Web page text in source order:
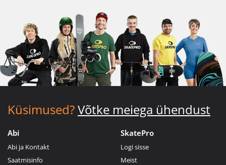
Küsimused?Võtke meiega ühendust
Abi
Abi ja Kontakt
Saatmisinfo
SkatePro
Logi sisse
Meist